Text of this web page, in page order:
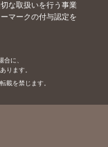
な取扱いを行う事業
マークの付与認定を
に、
ります。
載を禁じます。